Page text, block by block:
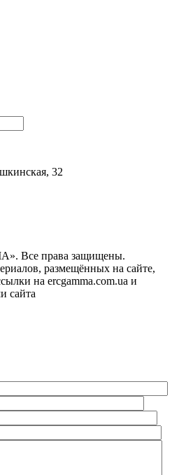
32
Все права защищены.
размещённых на сайте,
на ercgamma.com.ua и
сайта